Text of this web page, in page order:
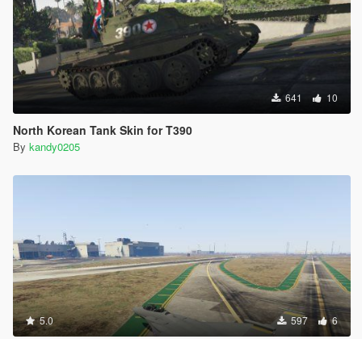
641 10
North Korean Tank Skin for T390
By kandy0205
5.0 597 6